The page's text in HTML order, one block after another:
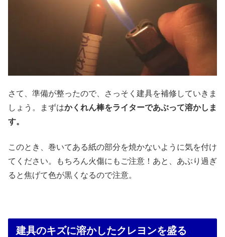
さて、準備が整ったので、さっそく建具を補修していきま
しょう。まずはかくれん棒をライターであぶって溶かしま
す。
このとき、巻いてある紙の部分を焼かないように気を付け
てください。もちろん火傷にもご注意！あと、あぶり過ぎ
ると焦げて色が黒くなるので注意。
建具のキズに溶かしたクレヨンを盛る